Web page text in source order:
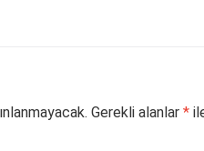
Gerekli alanlar *